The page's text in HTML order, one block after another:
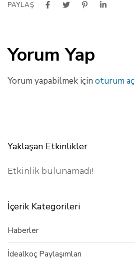
PAYLAŞ
Yorum Yap
Yorum yapabilmek için oturum
Yaklaşan Etkinlikler
Etkinlik bulunamadı!
İçerik Kategorileri
Haberler
İdealkoç Paylaşımları